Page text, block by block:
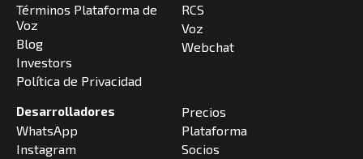
Términos Plataforma de
Voz
Blog
Investors
Política de Privacidad
RCS
Voz
Webchat
Desarrolladores
WhatsApp
Instagram
Precios
Plataforma
Socios